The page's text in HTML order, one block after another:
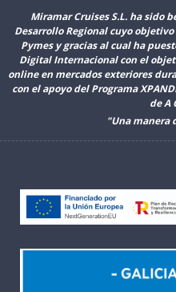
Miramar Cruises S.L. ha sido
Desarrollo Regional cuyo
Pymes y gracias al cual ha
Digital Internacional con el
online en mercados exteriores
con el apoyo del Programa
de A
"Una manera